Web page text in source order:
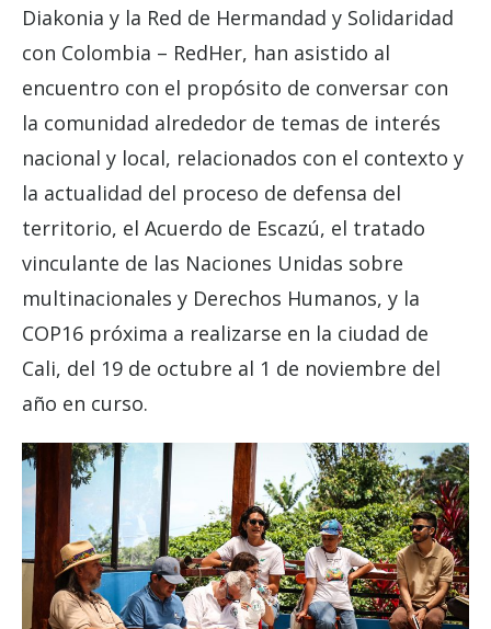
Diakonia y la Red de Hermandad y Solidaridad
con Colombia – RedHer, han asistido al
encuentro con el propósito de conversar con
la comunidad alrededor de temas de interés
nacional y local, relacionados con el contexto y
la actualidad del proceso de defensa del
territorio, el Acuerdo de Escazú, el tratado
vinculante de las Naciones Unidas sobre
multinacionales y Derechos Humanos, y la
COP16 próxima a realizarse en la ciudad de
Cali, del 19 de octubre al 1 de noviembre del
año en curso.